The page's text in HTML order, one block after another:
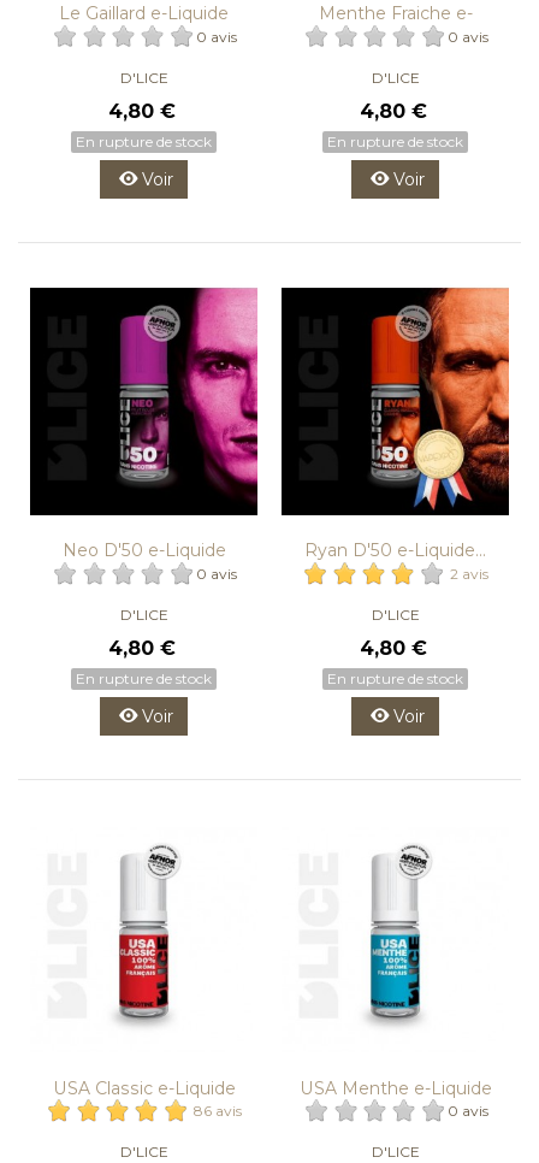
Le Gaillard e-Liquide
D'LICE
0 avis
D'LICE
4,80 €
En rupture de stock
Voir
Menthe Fraiche e-
Liquide...
0 avis
D'LICE
4,80 €
En rupture de stock
Voir
Neo D'50 e-Liquide
D'LICE
0 avis
D'LICE
4,80 €
En rupture de stock
Voir
Ryan D'50 e-Liquide...
2 avis
D'LICE
4,80 €
En rupture de stock
Voir
USA Classic e-Liquide
D'LICE
86 avis
D'LICE
USA Menthe e-Liquide
D'LICE
0 avis
D'LICE